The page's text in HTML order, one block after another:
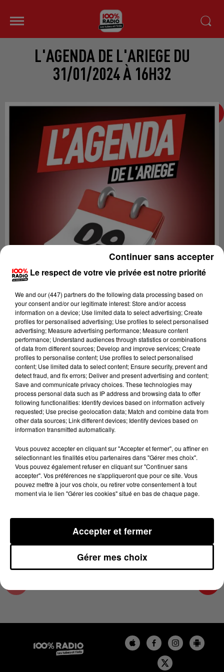
L'AGENDA DE L'ARIEGE DU
31/01/2024 À 16H32
Lecture (1 min 13 sec)
100%
100% Radio l'agenda de l'Ariege
31 janvier 2024 - 1 min 13 sec
L'AGENDA DE L'ARIEGE DU 31/01/2024 À
16H32
L'agenda de l'Ariege
Le respect de votre vie privée est notre priorité
We and our (447) partnersdo the following data processing based on
your consent and/or our legitimate interest: Store and/or access
information on a device; Use limited data to select advertising; Create
profiles for personalised advertising; Use profiles to select personalised
advertising; Measure advertising performance; Measure content
performance; Understand audiences through statistics or combinations
of data from different sources; Develop and improve services; Create
profiles to personalise content; Use profiles to select personalised
content; Use limited data to select content; Ensure security, prevent and
detect fraud, and fix errors; Deliver and present advertising and content;
Save and communicate privacy choices. These technologies may
process personal data such as IP address and browsing data to offer
following functionalities: Identify devices based on information actively
requested; Use precise geolocation data; Match and combine data from
other data sources; Link different devices; Identify devices based on
information transmitted automatically.
Vous pouvez accepter en cliquant sur "Accepter et fermer", ou affiner en
sélectionnant les finalités et/ou partenaires dans "Gérer mes choix".
Vous pouvez également refuser en cliquant sur "Continuer sans
accepter". Vos préférences ne s'appliqueront que pour ce site. Vous
pouvez mettre à jour vos choix, ou retirer votre consentement à tout
moment via le lien "Gérer les cookies" situé en bas de chaque page.
Gérer mes choix
Accepter et fermer
Continuer sans accepter